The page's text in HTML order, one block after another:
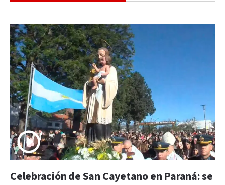
Celebración de San Cayetano en Paraná: se